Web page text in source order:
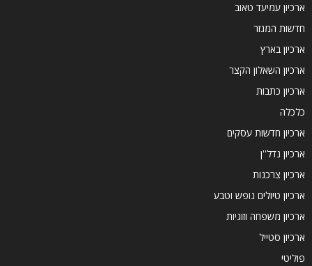
ארכיון עמיעד טאוב
חדשות המגזר
ארכיון בארץ
ארכיון השאלון הקצר
ארכיון כתבות
כלכלה
ארכיון חדשות עסקים
ארכיון נדל''ן
ארכיון צרכנות
ארכיון טיולים נופש וטבע
ארכיון משפחה וזוגיות
ארכיון סטייל
פוליטי